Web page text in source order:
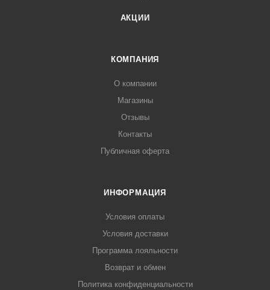
АКЦИИ
КОМПАНИЯ
О компании
Магазины
Отзывы
Контакты
Публичная оферта
ИНФОРМАЦИЯ
Условия оплаты
Условия доставки
Программа лояльности
Возврат и обмен
Политика конфиденциальности